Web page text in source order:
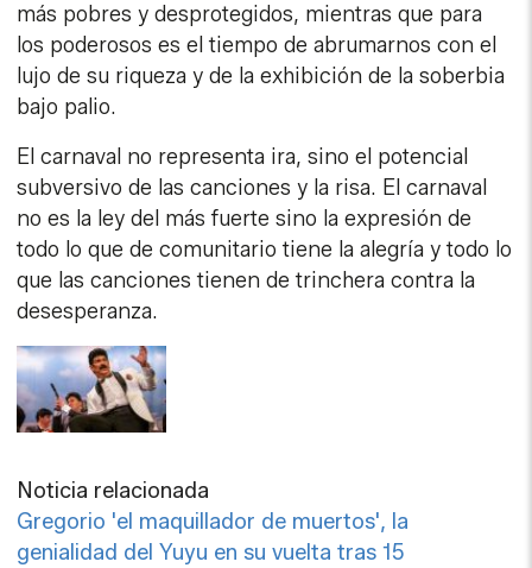
más pobres y desprotegidos, mientras que para
los poderosos es el tiempo de abrumarnos con el
lujo de su riqueza y de la exhibición de la soberbia
bajo palio.
El carnaval no representa ira, sino el potencial
subversivo de las canciones y la risa. El carnaval
no es la ley del más fuerte sino la expresión de
todo lo que de comunitario tiene la alegría y todo lo
que las canciones tienen de trinchera contra la
desesperanza.
Noticia relacionada
Gregorio 'el maquillador de muertos', la
genialidad del Yuyu en su vuelta tras 15